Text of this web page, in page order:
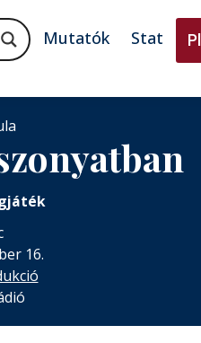
Mutatók Stat
16.